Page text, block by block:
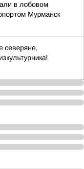
в лобовом
Мурманск
северяне,